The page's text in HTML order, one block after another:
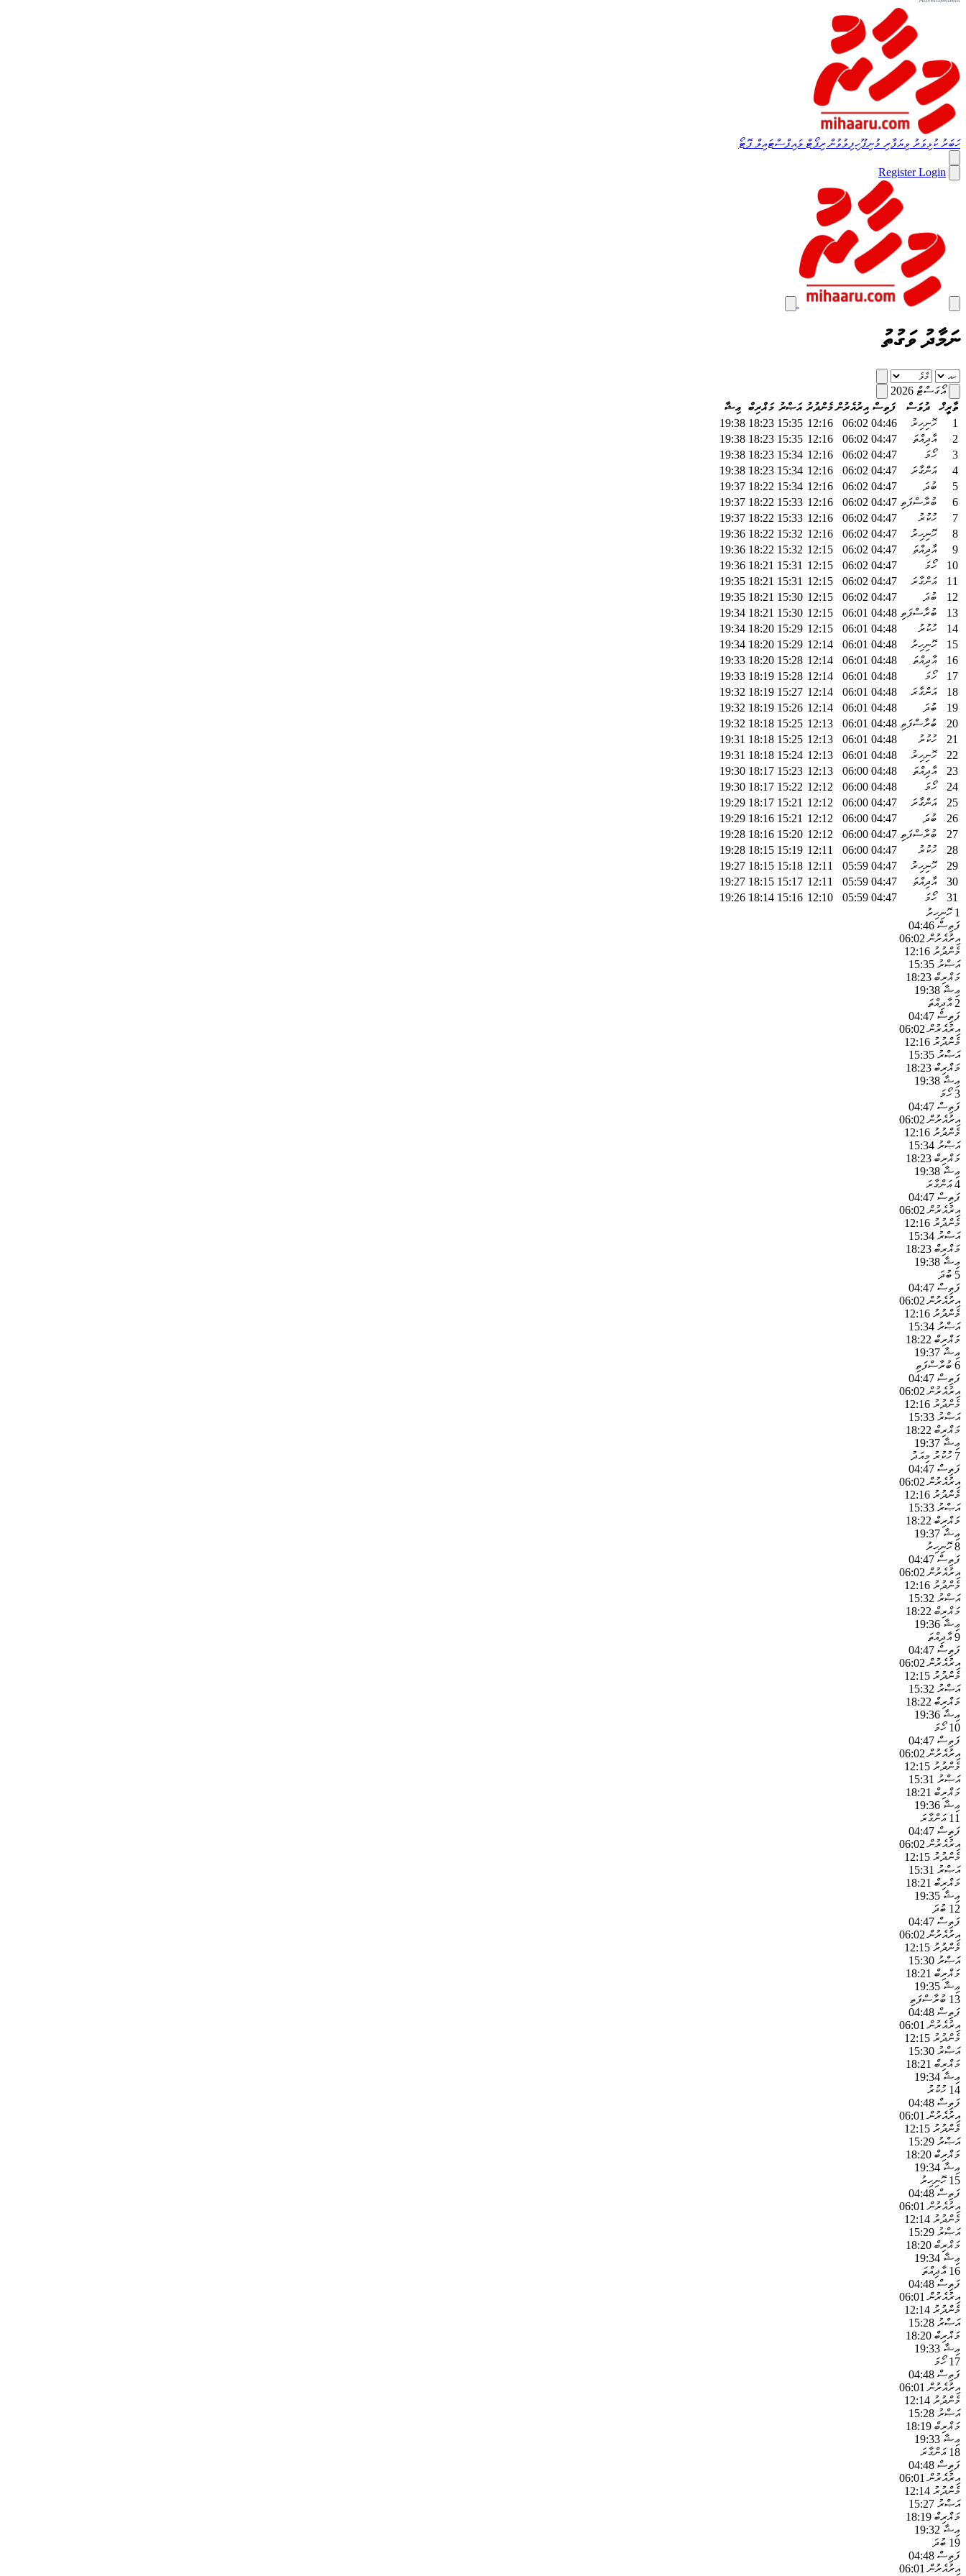
ހަބަރުކުޅިވަރު ވިޔަފާރި މުނިފޫހިފިލުވުންރިޕޯޓް ލައިފްސްޓައިލް ފޮޓޯ
RegisterLogin
ނަމާދު ވަގުތު
އޯގަސްޓް 2026
ތާރީޚް
ދުވަސް ފަތިސް އިރުއެރުން މެންދުރު އަޞްރު މަޣްރިބް ޢިޝާ
1
ހޮނިހިރު 04:46
06:02
12:16
15:35
18:23
19:38
2
އާދިއްތަ 04:47
06:02
12:16
15:35
18:23
19:38
3
ހޯމަ 04:47
06:02
12:16
15:34
18:23
19:38
4
އަންގާރަ 04:47
06:02
12:16
15:34
18:23
19:38
5
ބުދަ 04:47
06:02
12:16
15:34
18:22
19:37
6
ބުރާސްފަތި 04:47
06:02
12:16
15:33
18:22
19:37
7
ހުކުރު 04:47
06:02
12:16
15:33
18:22
19:37
8
ހޮނިހިރު 04:47
06:02
12:16
15:32
18:22
19:36
9
އާދިއްތަ 04:47
06:02
12:15
15:32
18:22
19:36
10
ހޯމަ 04:47
06:02
12:15
15:31
18:21
19:36
11
އަންގާރަ 04:47
06:02
12:15
15:31
18:21
19:35
12
ބުދަ 04:47
06:02
12:15
15:30
18:21
19:35
13
ބުރާސްފަތި 04:48
06:01
12:15
15:30
18:21
19:34
14
ހުކުރު 04:48
06:01
12:15
15:29
18:20
19:34
15
ހޮނިހިރު 04:48
06:01
12:14
15:29
18:20
19:34
16
އާދިއްތަ 04:48
06:01
12:14
15:28
18:20
19:33
17
ހޯމަ 04:48
06:01
12:14
15:28
18:19
19:33
18
އަންގާރަ 04:48
06:01
12:14
15:27
18:19
19:32
19
ބުދަ 04:48
06:01
12:14
15:26
18:19
19:32
20
ބުރާސްފަތި 04:48
06:01
12:13
15:25
18:18
19:32
21
ހުކުރު 04:48
06:01
12:13
15:25
18:18
19:31
22
ހޮނިހިރު 04:48
06:01
12:13
15:24
18:18
19:31
23
އާދިއްތަ 04:48
06:00
12:13
15:23
18:17
19:30
24
ހޯމަ 04:48
06:00
12:12
15:22
18:17
19:30
25
އަންގާރަ 04:47
06:00
12:12
15:21
18:17
19:29
26
ބުދަ 04:47
06:00
12:12
15:21
18:16
19:29
27
ބުރާސްފަތި 04:47
06:00
12:12
15:20
18:16
19:28
28
ހުކުރު 04:47
06:00
12:11
15:19
18:15
19:28
29
ހޮނިހިރު 04:47
05:59
12:11
15:18
18:15
19:27
30
އާދިއްތަ 04:47
05:59
12:11
15:17
18:15
19:27
31
ހޯމަ 04:47
05:59
12:10
15:16
18:14
19:26
1 ހޮނިހިރު
ފަތިސް 04:46
އިރުއެރުން 06:02
މެންދުރު 12:16
އަޞްރު 15:35
މަޣްރިބް 18:23
ޢިޝާ 19:38
2 އާދިއްތަ
ފަތިސް 04:47
އިރުއެރުން 06:02
މެންދުރު 12:16
އަޞްރު 15:35
މަޣްރިބް 18:23
ޢިޝާ 19:38
3 ހޯމަ
ފަތިސް 04:47
އިރުއެރުން 06:02
މެންދުރު 12:16
އަޞްރު 15:34
މަޣްރިބް 18:23
ޢިޝާ 19:38
4 އަންގާރަ
ފަތިސް 04:47
އިރުއެރުން 06:02
މެންދުރު 12:16
އަޞްރު 15:34
މަޣްރިބް 18:23
ޢިޝާ 19:38
5 ބުދަ
ފަތިސް 04:47
އިރުއެރުން 06:02
މެންދުރު 12:16
އަޞްރު 15:34
މަޣްރިބް 18:22
ޢިޝާ 19:37
6 ބުރާސްފަތި
ފަތިސް 04:47
އިރުއެރުން 06:02
މެންދުރު 12:16
އަޞްރު 15:33
މަޣްރިބް 18:22
ޢިޝާ 19:37
7 ހުކުރު މިއަދު
ފަތިސް 04:47
އިރުއެރުން 06:02
މެންދުރު 12:16
އަޞްރު 15:33
މަޣްރިބް 18:22
ޢިޝާ 19:37
8 ހޮނިހިރު
ފަތިސް 04:47
އިރުއެރުން 06:02
މެންދުރު 12:16
އަޞްރު 15:32
މަޣްރިބް 18:22
ޢިޝާ 19:36
9 އާދިއްތަ
ފަތިސް 04:47
އިރުއެރުން 06:02
މެންދުރު 12:15
އަޞްރު 15:32
މަޣްރިބް 18:22
ޢިޝާ 19:36
10 ހޯމަ
ފަތިސް 04:47
އިރުއެރުން 06:02
މެންދުރު 12:15
އަޞްރު 15:31
މަޣްރިބް 18:21
ޢިޝާ 19:36
11 އަންގާރަ
ފަތިސް 04:47
އިރުއެރުން 06:02
މެންދުރު 12:15
އަޞްރު 15:31
މަޣްރިބް 18:21
ޢިޝާ 19:35
12 ބުދަ
ފަތިސް 04:47
އިރުއެރުން 06:02
މެންދުރު 12:15
އަޞްރު 15:30
މަޣްރިބް 18:21
ޢިޝާ 19:35
13 ބުރާސްފަތި
ފަތިސް 04:48
އިރުއެރުން 06:01
މެންދުރު 12:15
އަޞްރު 15:30
މަޣްރިބް 18:21
ޢިޝާ 19:34
14 ހުކުރު
ފަތިސް 04:48
އިރުއެރުން 06:01
މެންދުރު 12:15
އަޞްރު 15:29
މަޣްރިބް 18:20
ޢިޝާ 19:34
15 ހޮނިހިރު
ފަތިސް 04:48
އިރުއެރުން 06:01
މެންދުރު 12:14
އަޞްރު 15:29
މަޣްރިބް 18:20
ޢިޝާ 19:34
16 އާދިއްތަ
ފަތިސް 04:48
އިރުއެރުން 06:01
މެންދުރު 12:14
އަޞްރު 15:28
މަޣްރިބް 18:20
ޢިޝާ 19:33
17 ހޯމަ
ފަތިސް 04:48
އިރުއެރުން 06:01
މެންދުރު 12:14
އަޞްރު 15:28
މަޣްރިބް 18:19
ޢިޝާ 19:33
18 އަންގާރަ
ފަތިސް 04:48
އިރުއެރުން 06:01
މެންދުރު 12:14
އަޞްރު 15:27
މަޣްރިބް 18:19
ޢިޝާ 19:32
19 ބުދަ
ފަތިސް 04:48
އިރުއެރުން 06:01